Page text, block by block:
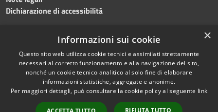
Dichiarazione di accessibilità
RSS
Accessibilità
Cookie
Mappa del sito
Copyright © 2023 •
Comune di Noicàttaro
Powered byMunicipium
Redazione•Portale
dipendente
×
Informazioni sui cookie
Questo sito web utilizza cookie tecnici e assimilati strettamente
necessari al corretto funzionamento e alla navigazione del sito,
nonché un cookie tecnico analitico al solo fine di elaborare
informazioni statistiche, aggregate e anonime.
Per maggiori dettagli, può consultare la cookie policy al seguente link
RIFIUTA TUTTO